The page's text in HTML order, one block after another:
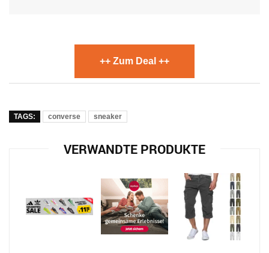
++ Zum Deal ++
TAGS: converse sneaker
VERWANDTE PRODUKTE